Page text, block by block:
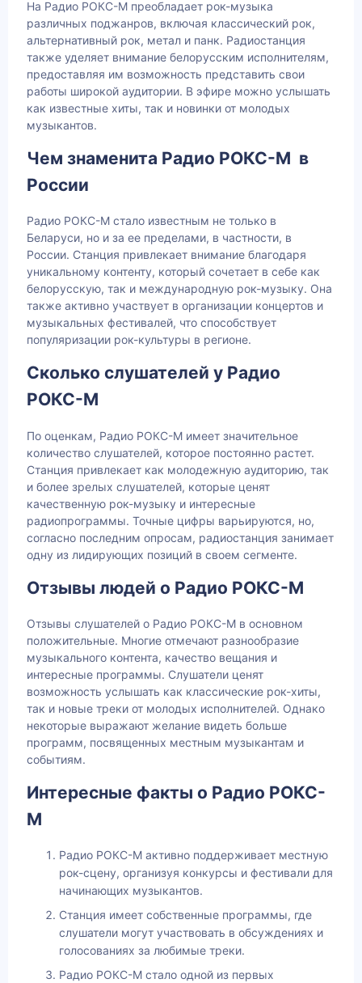
На Радио РОКС-М преобладает рок-музыка
различных поджанров, включая классический рок,
альтернативный рок, метал и панк. Радиостанция
также уделяет внимание белорусским исполнителям,
предоставляя им возможность представить свои
работы широкой аудитории. В эфире можно услышать
как известные хиты, так и новинки от молодых
музыкантов.
Чем знаменита Радио РОКС-М в
России
Радио РОКС-М стало известным не только в
Беларуси, но и за ее пределами, в частности, в
России. Станция привлекает внимание благодаря
уникальному контенту, который сочетает в себе как
белорусскую, так и международную рок-музыку. Она
также активно участвует в организации концертов и
музыкальных фестивалей, что способствует
популяризации рок-культуры в регионе.
Сколько слушателей у Радио
РОКС-М
По оценкам, Радио РОКС-М имеет значительное
количество слушателей, которое постоянно растет.
Станция привлекает как молодежную аудиторию, так
и более зрелых слушателей, которые ценят
качественную рок-музыку и интересные
радиопрограммы. Точные цифры варьируются, но,
согласно последним опросам, радиостанция занимает
одну из лидирующих позиций в своем сегменте.
Отзывы людей о Радио РОКС-М
Отзывы слушателей о Радио РОКС-М в основном
положительные. Многие отмечают разнообразие
музыкального контента, качество вещания и
интересные программы. Слушатели ценят
возможность услышать как классические рок-хиты,
так и новые треки от молодых исполнителей. Однако
некоторые выражают желание видеть больше
программ, посвященных местным музыкантам и
событиям.
Интересные факты о Радио РОКС-
М
Радио РОКС-М активно поддерживает местную
рок-сцену, организуя конкурсы и фестивали для
начинающих музыкантов.
Станция имеет собственные программы, где
слушатели могут участвовать в обсуждениях и
голосованиях за любимые треки.
Радио РОКС-М стало одной из первых